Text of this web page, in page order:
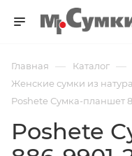
Главная — Каталог —
Женские сумки из
Poshete Сумка-планшет
Poshete